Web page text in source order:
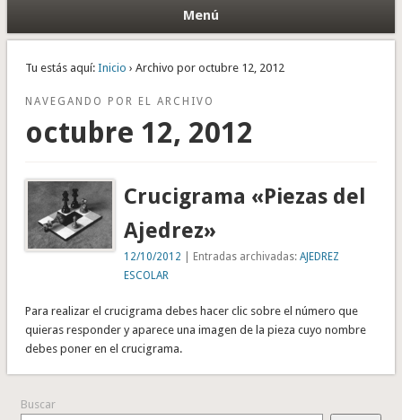
Menú
Tu estás aquí: Inicio › Archivo por octubre 12, 2012
NAVEGANDO POR EL ARCHIVO
octubre 12, 2012
Crucigrama «Piezas del
Ajedrez»
12/10/2012 | Entradas archivadas:AJEDREZ
ESCOLAR
Para realizar el crucigrama debes hacer clic sobre el número que
quieras responder y aparece una imagen de la pieza cuyo nombre
debes poner en el crucigrama.
Buscar